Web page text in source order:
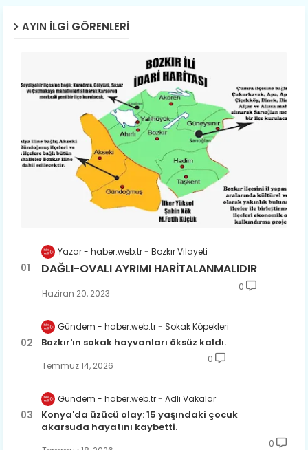
AYIN İLGI GÖRENLERI
Yazar - haber.web.tr Bozkır Vilayeti
DAĞLI-OVALI AYRIMI HARİTALANMALIDIR
Haziran 20, 2023
0
Gündem - haber.web.tr Sokak Köpekleri
Bozkır'ın sokak hayvanları öksüz kaldı.
Temmuz 14, 2026
0
Gündem - haber.web.tr Adli Vakalar
Konya'da üzücü olay: 15 yaşındaki çocuk
akarsuda hayatını kaybetti.
0